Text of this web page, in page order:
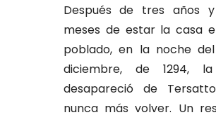
Después de tres años
meses de estar la casa
poblado, en la noche
diciembre, de 1294,
desapareció de
nunca más volver. Un